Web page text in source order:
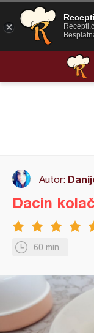
Autor:
60 min
Dacin kolač